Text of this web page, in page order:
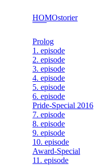
HOMOstorier
Prolog
1. episode
2. episode
3. episode
4. episode
5. episode
6. episode
Pride-Special 2016
7. episode
8. episode
9. episode
10. episode
Award-Special
11. episode